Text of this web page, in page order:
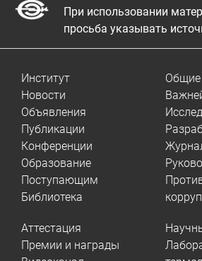
При использовании
просьба указывать
Институт
Новости
Объявления
Публикации
Конференции
Образование
Поступающим
Библиотека
Общие
Аттестация
Премии и награды